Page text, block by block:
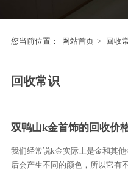
您当前位置： 网站首页 > 回收
回收常识
双鸭山k金首饰的回收价
我们经常说k金实际上是金和其
后会产生不同的颜色，所以它有不